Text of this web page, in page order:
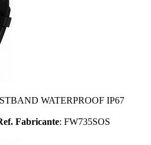
WATERPROOF IP67
Fabricante: FW735SOS